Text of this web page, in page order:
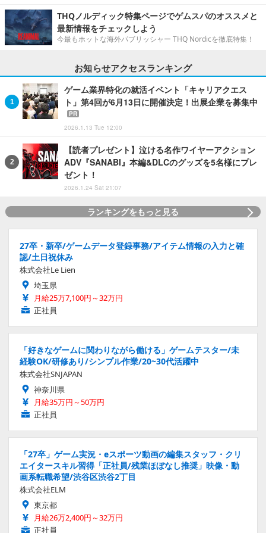
THQノルディック特集ページでゲムスパのオススメと
最新情報をチェックしよう
今最もホットな海外パブリッシャー THQ Nordicを徹底特集！
お知らせアクセスランキング
ゲーム業界特化の就活イベント「キャリアクエス
ト」第4回が6月13日に開催決定！出展企業を募集中
PR
2026.1.13 Tue 12:00
【読者プレゼント】泣ける名作ワイヤーアクション
ADV『SANABI』本編&DLCのグッズを5名様にプレ
ゼント！
2026.1.24 Sat 21:07
ランキングをもっと見る
27卒・新卒/ゲームデータ登録事務/アイテム情報の入力と確
認/土日祝休み
株式会社Le Lien
埼玉県
月給25万7,100円～32万円
正社員
「好きなゲームに関わりながら働ける」ゲームテスター/未
経験OK/研修あり/シンプル作業/20~30代活躍中
株式会社SNJAPAN
神奈川県
月給35万円～50万円
正社員
「27卒」ゲーム実況・eスポーツ動画の編集スタッフ・クリ
エイタースキル習得「正社員/残業ほぼなし推奨」映像・動
画系転職希望/渋谷区渋谷2丁目
株式会社ELM
東京都
月給26万2,400円～32万円
正社員